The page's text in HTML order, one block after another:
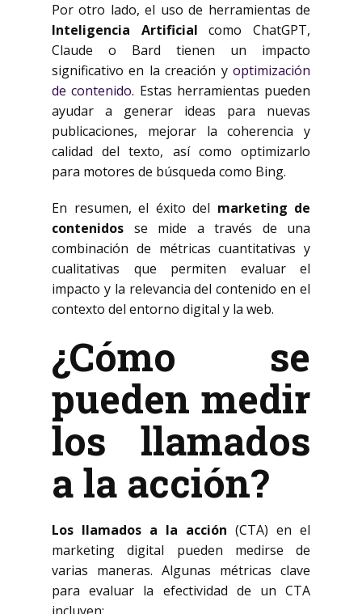
Por otro lado, el uso de herramientas de
Inteligencia Artificial como ChatGPT,
Claude o Bard tienen un impacto
significativo en la creación y optimización
de contenido. Estas herramientas pueden
ayudar a generar ideas para nuevas
publicaciones, mejorar la coherencia y
calidad del texto, así como optimizarlo
para motores de búsqueda como Bing.
En resumen, el éxito del marketing de
contenidos se mide a través de una
combinación de métricas cuantitativas y
cualitativas que permiten evaluar el
impacto y la relevancia del contenido en el
contexto del entorno digital y la web.
¿Cómo se
pueden medir
los llamados
a la acción?
Los llamados a la acción (CTA) en el
marketing digital pueden medirse de
varias maneras. Algunas métricas clave
para evaluar la efectividad de un CTA